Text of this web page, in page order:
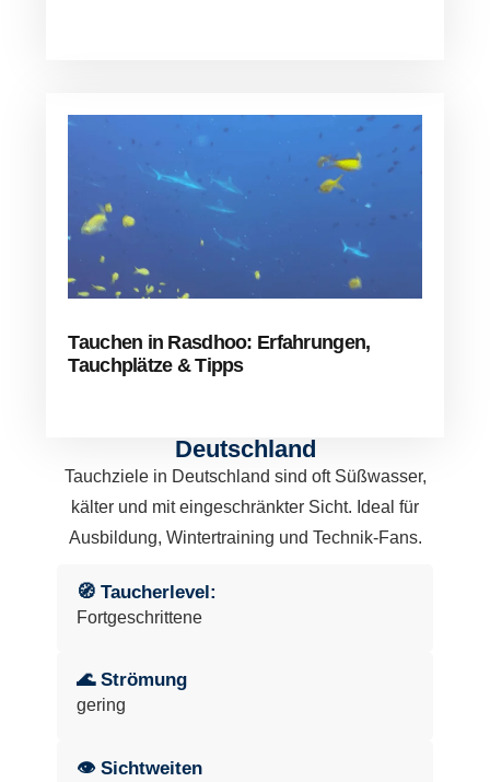
Tauchen in Rasdhoo: Erfahrungen,
Tauchplätze & Tipps
Deutschland
Tauchziele in Deutschland sind oft Süßwasser,
kälter und mit eingeschränkter Sicht. Ideal für
Ausbildung, Wintertraining und Technik-Fans.
🧭 Taucherlevel:
Fortgeschrittene
🌊 Strömung
gering
👁 Sichtweiten